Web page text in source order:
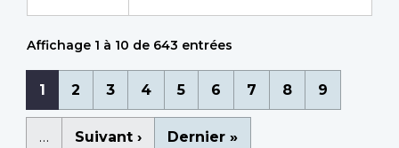
Affichage 1 à 10 de 643 entrées
Pagination
Page
courante
1 Page
2 Page
3 Page
4 Page
5 Page
6 Page
7 Page
8 Page
9
…
Page
Suivant ›
Dernière
Dernier »